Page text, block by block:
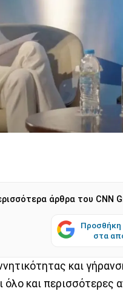
άρθρα του CNN
Προσθήκη
στα
και
όλο και